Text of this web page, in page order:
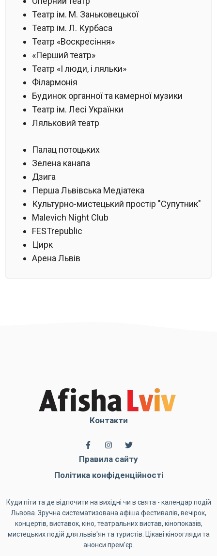
Театр ім. М. Заньковецької
Театр ім. Л. Курбаса
Театр «Воскресіння»
«Перший театр»
Театр «І люди, і ляльки»
Філармонія
Будинок органної та камерної музики
Театр ім. Лесі Українки
Ляльковий театр
Палац потоцьких
Зелена канапа
Дзига
Перша Львівська Медіатека
Культурно-мистецький простір "Супутник"
Malevich Night Club
FESTrepublic
Цирк
Арена Львів
Контакти
Правила сайту
Політика конфіденційності
Куди піти та де відпочити на вихідні чи в свята - календар подій
Львова. Зручна систематизована афіша фестивалів, вечірок,
концертів, виставок, кіно, театральних вистав, кінопоказів,
мистецьких подій для львів'ян та туристів. Цікаві кіноогляди та
анонси прем'єр.